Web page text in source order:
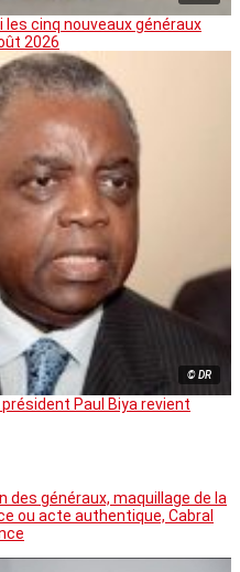
les cinq nouveaux généraux
2026
© DR
président Paul Biya revient
des généraux, maquillage de la
ou acte authentique, Cabral